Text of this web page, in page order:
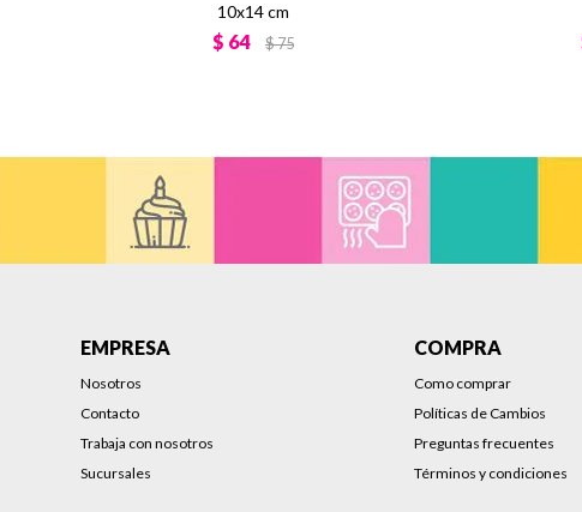
10x14 cm
$ 64 $75
EMPRESA
Nosotros
Contacto
Trabaja con nosotros
Sucursales
COMPRA
Como comprar
Políticas de Cambios
Preguntas frecuentes
Términos y condiciones